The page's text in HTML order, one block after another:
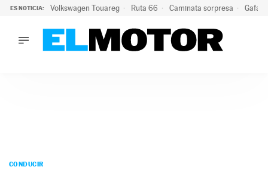
ES NOTICIA: Volkswagen Touareg Ruta 66 Caminata sorpresa Gafas
PODCAST
CONDUCIR